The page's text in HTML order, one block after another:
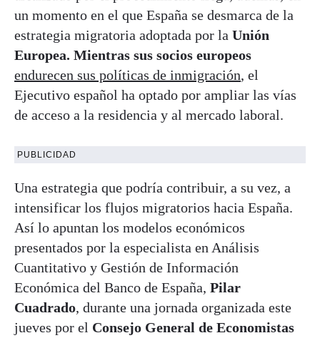
un momento en el que España se desmarca de la
estrategia migratoria adoptada por la Unión
Europea. Mientras sus socios europeos
endurecen sus políticas de inmigración, el
Ejecutivo español ha optado por ampliar las vías
de acceso a la residencia y al mercado laboral.
PUBLICIDAD
Una estrategia que podría contribuir, a su vez, a
intensificar los flujos migratorios hacia España.
Así lo apuntan los modelos económicos
presentados por la especialista en Análisis
Cuantitativo y Gestión de Información
Económica del Banco de España, Pilar
Cuadrado, durante una jornada organizada este
jueves por el Consejo General de Economistas